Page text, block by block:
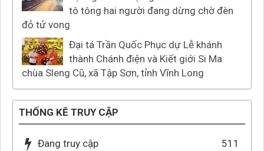
tô tông hai người đang dừng chờ đèn
đỏ tử vong
Đại tá Trần Quốc Phục dự Lễ khánh
thành Chánh điện và Kiết giới Si Ma
chùa Sleng Cũ, xã Tập Sơn, tỉnh Vĩnh Long
THỐNG KÊ TRUY CẬP
Đang truy cập
511